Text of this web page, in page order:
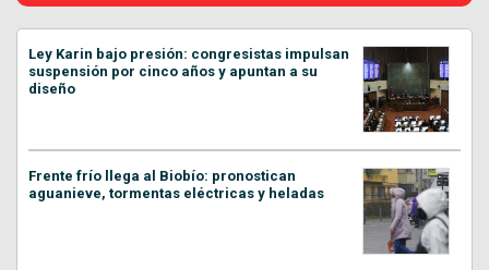
Ley Karin bajo presión: congresistas impulsan
suspensión por cinco años y apuntan a su
diseño
Frente frío llega al Biobío: pronostican
aguanieve, tormentas eléctricas y heladas